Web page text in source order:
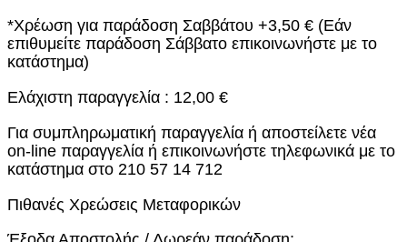
*Χρέωση για παράδοση Σαββάτου +3,50 € (Εάν
επιθυμείτε παράδοση Σάββατο επικοινωνήστε με το
κατάστημα)
Ελάχιστη παραγγελία : 12,00 €
Για συμπληρωματική παραγγελία ή αποστείλετε νέα
on-line παραγγελία ή επικοινωνήστε τηλεφωνικά με το
κατάστημα στο 210 57 14 712
Πιθανές Χρεώσεις Μεταφορικών